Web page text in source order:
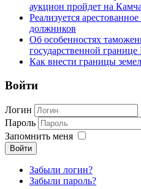
аукцион пройдет на
Реализуется
должников
Об особенностях
государственной
Как внести границы
Войти
Логин
Пароль
Запомнить меня
Войти
Забыли логин?
Забыли пароль?